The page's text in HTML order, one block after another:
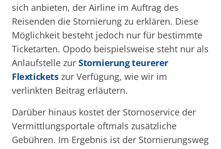
sich anbieten, der Airline im Auftrag des
Reisenden die Stornierung zu erklären. Diese
Möglichkeit besteht jedoch nur für bestimmte
Ticketarten. Opodo beispielsweise steht nur als
Anlaufstelle zur Stornierung teurerer
Flexticketszur Verfügung, wie wir im
verlinkten Beitrag erläutern.
Darüber hinaus kostet der Stornoservice der
Vermittlungsportale oftmals zusätzliche
Gebühren. Im Ergebnis ist der Stornierungsweg